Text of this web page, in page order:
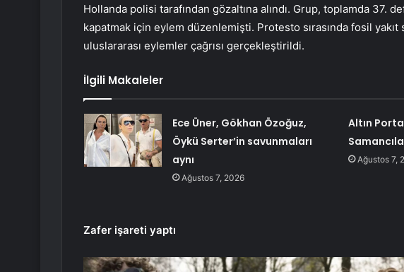
Hollanda polisi tarafından gözaltına alındı. Grup, toplamda 37.
kapatmak için eylem düzenlemişti. Protesto sırasında fosil yakıt
uluslararası eylemler çağrısı gerçekleştirildi.
İlgili Makaleler
Ece Üner, Gökhan Özoğuz,
Öykü Serter’in savunmaları
aynı
Ağustos 7, 2026
Altın
Ağustos 7,
Zafer işareti yaptı